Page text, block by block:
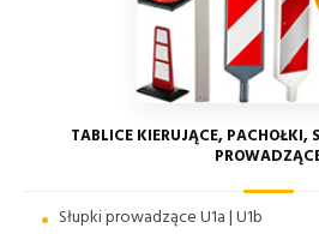
TABLICE KIERUJĄCE, PACHOŁKI,
Słupki prowadzące U1a | U1b